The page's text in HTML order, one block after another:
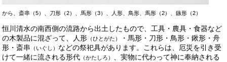
から、斎串（5）、刀形（2）、馬形（3）、人形、鳥形、馬形（2）、鏃形（2）
恒川清水の南西側の流路から出土したもので、工具・農具・食器など
の木製品に混ざって、人形 （ひとがた）
・馬形・刀形・鳥形・鍬形・舟
形・斎串
（いぐし） などの祭祀具があります。これらは、厄災を引き受
けて一緒に流される形代 （かたしろ） 、実物に代わって神に奉納される